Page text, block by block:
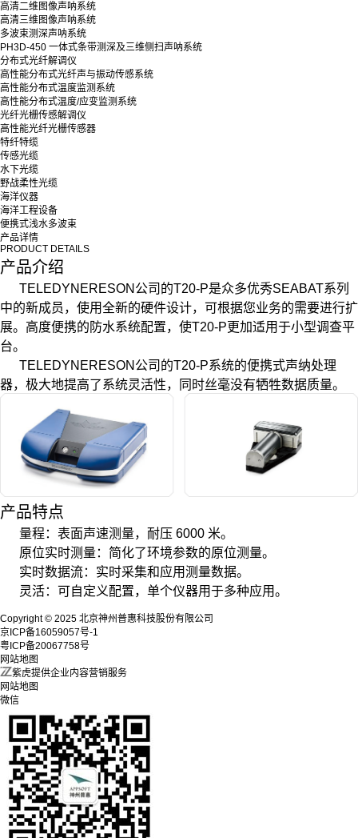
高清二维图像声呐系统
高清三维图像声呐系统
多波束测深声呐系统
PH3D-450 一体式条带测深及三维侧扫声呐系统
分布式光纤解调仪
高性能分布式光纤声与振动传感系统
高性能分布式温度监测系统
高性能分布式温度/应变监测系统
光纤光栅传感解调仪
高性能光纤光栅传感器
特纤特缆
传感光缆
水下光缆
野战柔性光缆
海洋仪器
海洋工程设备
便携式浅水多波束
产品详情
PRODUCT DETAILS
产品介绍
TELEDYNERESON公司的T20-P是众多优秀SEABAT系列
中的新成员，使用全新的硬件设计，可根据您业务的需要进行扩
展。高度便携的防水系统配置，使T20-P更加适用于小型调查平
台。
TELEDYNERESON公司的T20-P系统的便携式声纳处理
器，极大地提高了系统灵活性，同时丝毫没有牺牲数据质量。
产品特点
量程：表面声速测量，耐压 6000 米。
原位实时测量：简化了环境参数的原位测量。
实时数据流：实时采集和应用测量数据。
灵活：可自定义配置，单个仪器用于多种应用。
Copyright © 2025 北京神州普惠科技股份有限公司
京ICP备16059057号-1
粤ICP备20067758号
网站地图
紫虎提供企业内容营销服务
网站地图
微信